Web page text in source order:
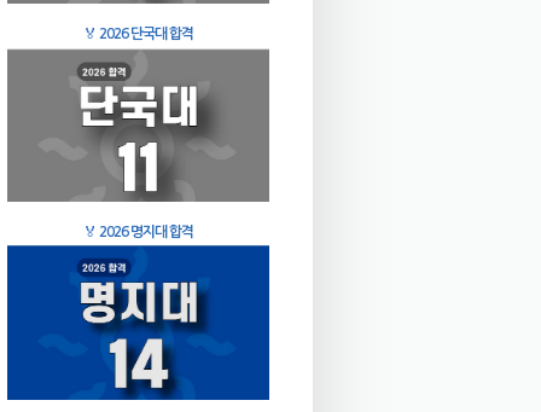
🏅 2026 단국대 합격
🏅 2026 명지대 합격